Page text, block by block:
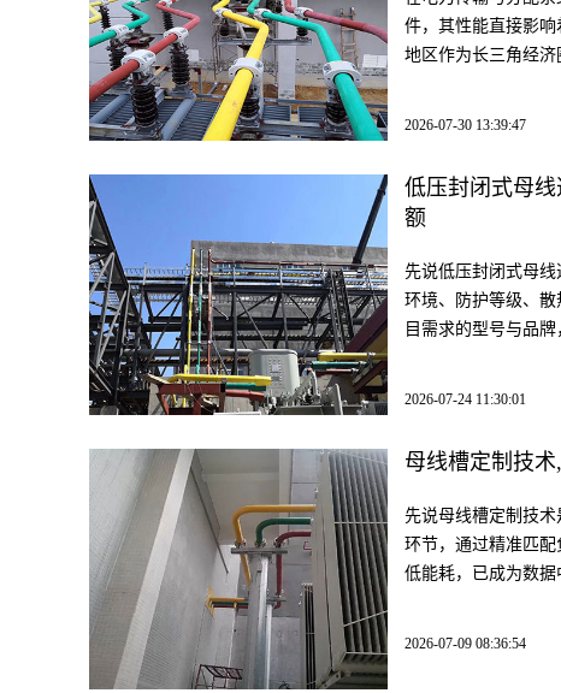
件，其性能直接影
地区作为长三角经
2026-07-30 13:39:47
低压封闭式母
额
先说低压封闭式母
环境、防护等级、
目需求的型号与品
2026-07-24 11:30:01
母线槽定制技
先说母线槽定制技
环节，通过精准匹
低能耗，已成为数
2026-07-09 08:36:54